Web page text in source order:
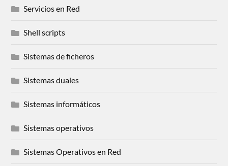
Servicios en Red
Shell scripts
Sistemas de ficheros
Sistemas duales
Sistemas informáticos
Sistemas operativos
Sistemas Operativos en Red